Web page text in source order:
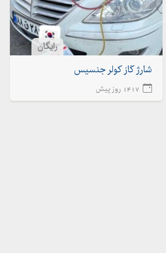
رایگان
شارژ گاز کولر جنسیس
1417 روز پیش